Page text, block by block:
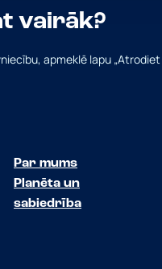
vairāk?
apmeklē lapu „Atrodiet
Par mums
Planēta un
sabiedrība